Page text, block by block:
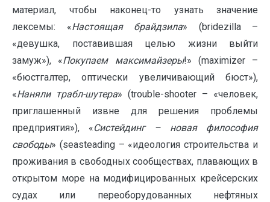
материал, чтобы наконец-то узнать значение
лексемы: «Настоящая брайдзила» (bridezilla –
«девушка, поставившая целью жизни выйти
замуж»), «Покупаем максимайзеры!» (maximizer –
«бюстгалтер, оптически увеличивающий бюст»),
«Наняли трабл-шутера» (trouble-shooter – «человек,
приглашенный извне для решения проблемы
предприятия»), «Систейдинг – новая философия
свободы» (seasteading – «идеология строительства и
проживания в свободных сообществах, плавающих в
открытом море на модифицированных крейсерских
судах или переоборудованных нефтяных